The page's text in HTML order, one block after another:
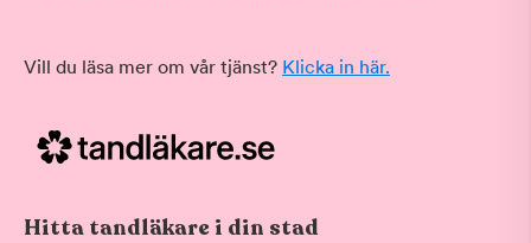
Vill du läsa mer om vår tjänst? Klicka in här.
Hitta tandläkare i din stad